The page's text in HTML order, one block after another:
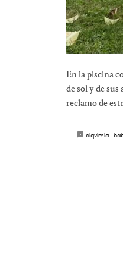
En la piscina
de sol y de
reclamo de
alqvimia ·